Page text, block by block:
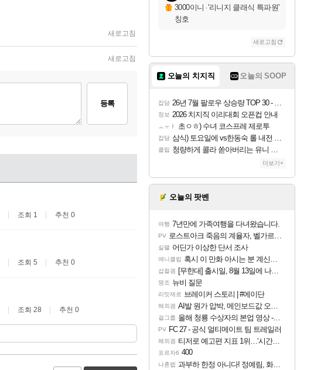
새로고침
새로고침
등록
조회 1 추천 0
조회 5 추천 0
조회 28 추천 0
3000이니 ·'리니지 클래식 특파원'
칭호
새로고침
오늘의 치지직 오늘의 SOOP
잡담 26년 7월 팔로우 상승량 TOP 30 - 월간 치지직
정보 2026 치지직 이리대회 오픈컵 안내
ㅗㅜㅑ 초ㅇㅎ) 수녀 코스프레 제로투
잡담 삼식) 토요일에 vs한동숙 롤 내전 예정
클립 청량하게 콜라 쏟아버리는 유니 ㅋㅋㅋ
더보기+
오늘의 팟벤
여행 7년만에 가족여행을 다녀왔습니다.
PV 로스트아크 죽음의 계율자, 벨가르딘 티저
실팰 어딘가 이상한 단서 조사
애니클립 혹시 이 만화 아시는 분 계신가요
섭컬겜 [무한대] 출시일, 8월 13일에 나오나
명조 뉴비 질문
리밋제로 브레이커 스토리 | #에이단
해외겜 AI발 원가 압박, 메인보드값 오르나
걸그룹 올해 청룡 수상자의 본업 영상 - 스테이씨 윤
PV FC 27 - 공식 얼티메이트 팀 트레일러
해외겜 티저로 예고편 지표 1위…‘시간의 오카리나’
포르자6 400
나혼렙 과부하 한정 아니다! 정예림, 화속성 서포터 세대 교체